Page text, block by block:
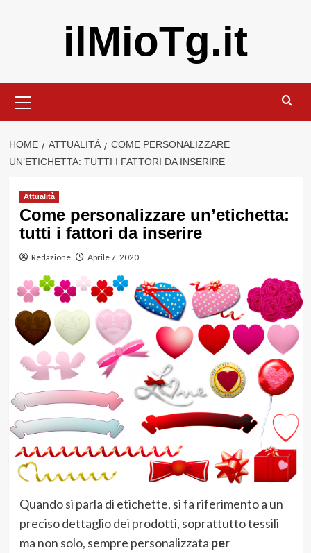
ilMioTg.it
principale
HOME ATTUALITÀ
COME PERSONALIZZARE
UN’ETICHETTA: TUTTI I FATTORI DA INSERIRE
Attualità
Come personalizzare un’etichetta:
tutti i fattori da inserire
Redazione Aprile 7, 2020
Quando si parla di etichette, si fa riferimento a un
preciso dettaglio dei prodotti, soprattutto tessili
ma non solo, sempre personalizzata per